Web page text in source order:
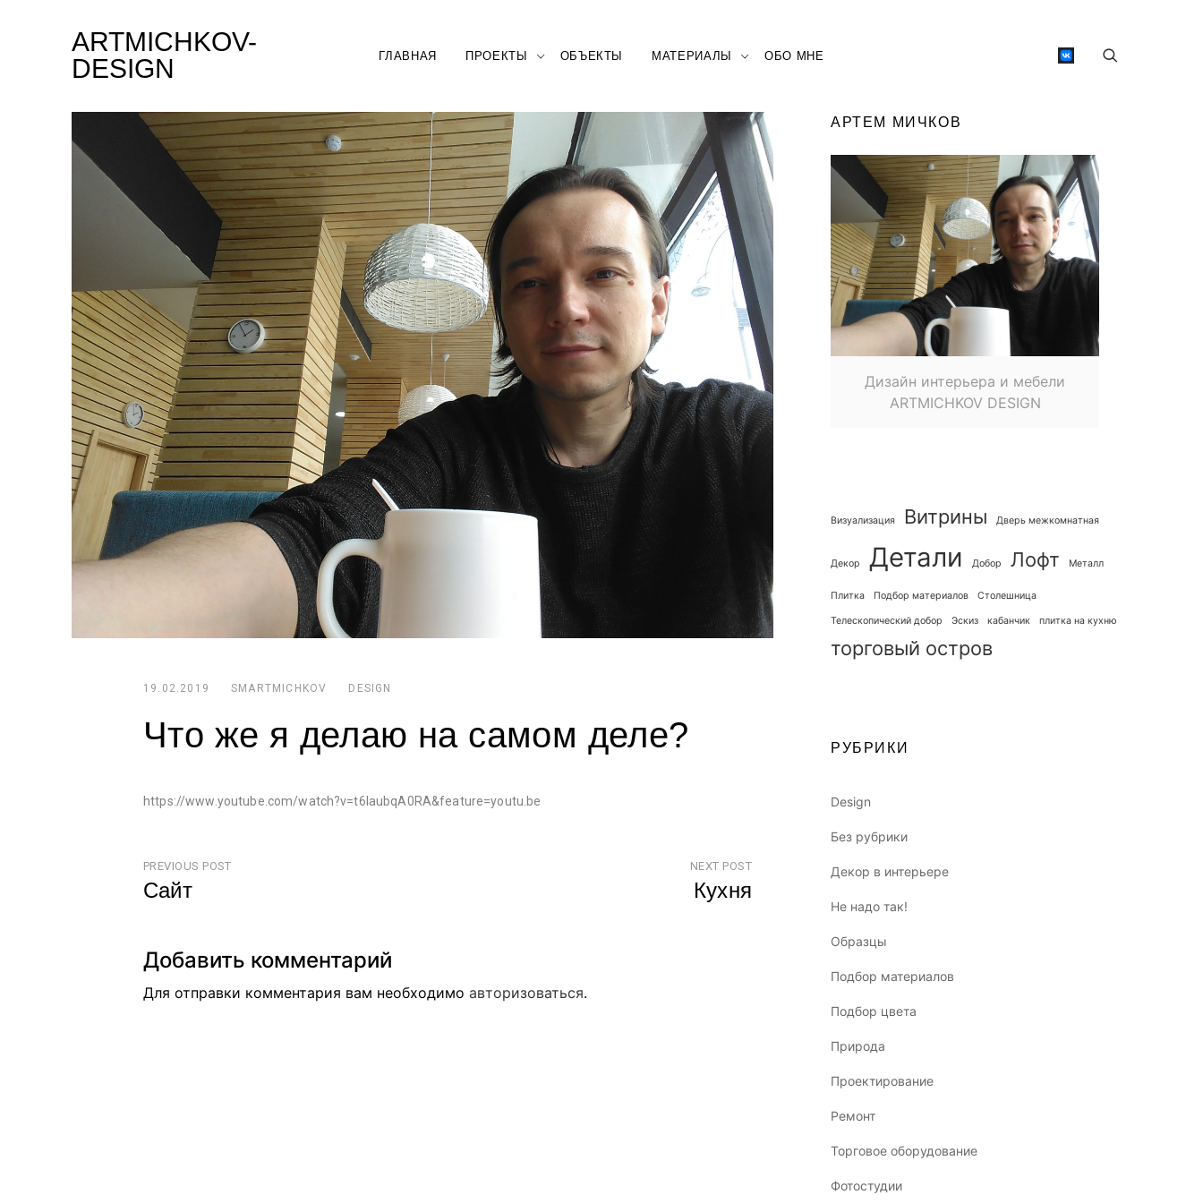
ARTMICHKOV-
DESIGN
ГЛАВНАЯ ПРОЕКТЫ ОБЪЕКТЫ МАТЕРИАЛЫ ОБО МНЕ
19.02.2019 SMARTMICHKOV DESIGN
Что же я делаю на самом деле?
https://www.youtube.com/watch?v=t6laubqA0RA&feature=youtu.be
PREVIOUS POST
Сайт
NEXT POST
Кухня
Добавить комментарий
Для отправки комментария вам необходимо авторизоваться.
АРТЕМ МИЧКОВ
Дизайн интерьера и мебели
ARTMICHKOV DESIGN
Визуализация Витрины Дверь межкомнатная
Декор Детали Добор Лофт Металл
Плитка Подбор материалов Столешница
Телескопический добор Эскиз кабанчик плитка на кухню
торговый остров
РУБРИКИ
Design
Без рубрики
Декор в интерьере
Не надо так!
Образцы
Подбор материалов
Подбор цвета
Природа
Проектирование
Ремонт
Торговое оборудование
Фотостудии